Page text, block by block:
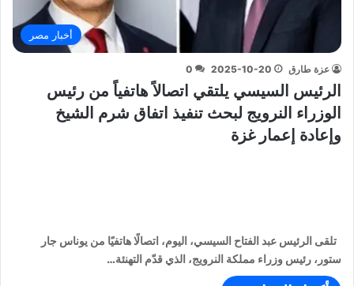
أخبار مصر
عزة طارق 2025-10-20
0
الرئيس السيسي يلتقي اتصالاً هاتفياً من رئيس
الوزراء النرويج لبحث تنفيذ اتفاق شرم الشيخ
وإعادة إعمار غزة
تلقى الرئيس عبد الفتاح السيسي، اليوم، اتصالًا هاتفيًا من يوناس جار
ستور، رئيس وزراء مملكة النرويج، الذي قدّم التهنئة…